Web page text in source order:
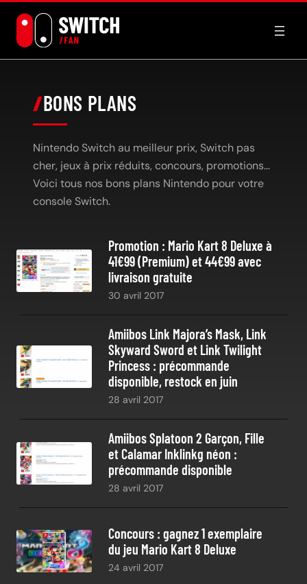
contenu
BONS PLANS
Nintendo Switch au meilleur prix, Switch pas
cher, jeux à prix réduits, concours, promotions…
Voici tous nos bons plans Nintendo pour votre
console Switch.
Promotion : Mario Kart 8 Deluxe à
41€99 (Premium) et 44€99 avec
livraison gratuite
30 avril 2017
Amiibos Link Majora’s Mask, Link
Skyward Sword et Link Twilight
Princess : précommande
disponible, restock en juin
28 avril 2017
Amiibos Splatoon 2 Garçon, Fille
et Calamar Inklinkg néon :
précommande disponible
28 avril 2017
Concours : gagnez 1 exemplaire
du jeu Mario Kart 8 Deluxe
24 avril 2017